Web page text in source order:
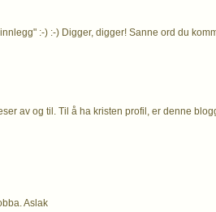
:-) :-) Digger, digger! Sanne ord du
av og til. Til å ha kristen profil, er denne
Aslak